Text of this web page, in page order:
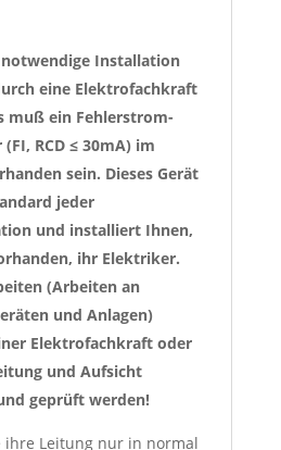
notwendige Installation
eine Elektrofachkraft
muß ein Fehlerstrom-
RCD ≤ 30mA) im
sein. Dieses Gerät
jeder
und installiert Ihnen,
ihr Elektriker.
(Arbeiten an
und Anlagen)
Elektrofachkraft oder
und Aufsicht
geprüft werden!
ihre Leitung nur in normal